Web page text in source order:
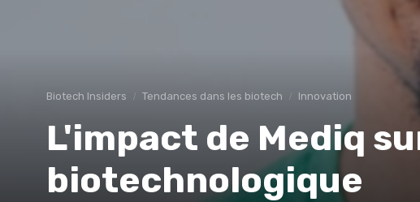
Biotech Insiders Tendances dans les biotech Innovation
L'impact de Mediq
biotechnologique